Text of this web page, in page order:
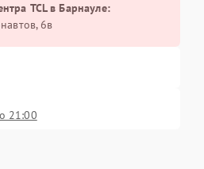
TCL в Барнауле:
6в
21:00